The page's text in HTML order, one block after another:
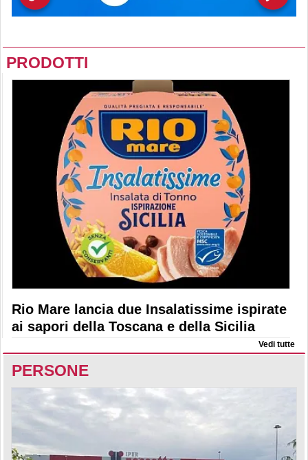
PRODOTTI
Rio Mare lancia due Insalatissime ispirate
ai sapori della Toscana e della Sicilia
Vedi tutte
PERSONE